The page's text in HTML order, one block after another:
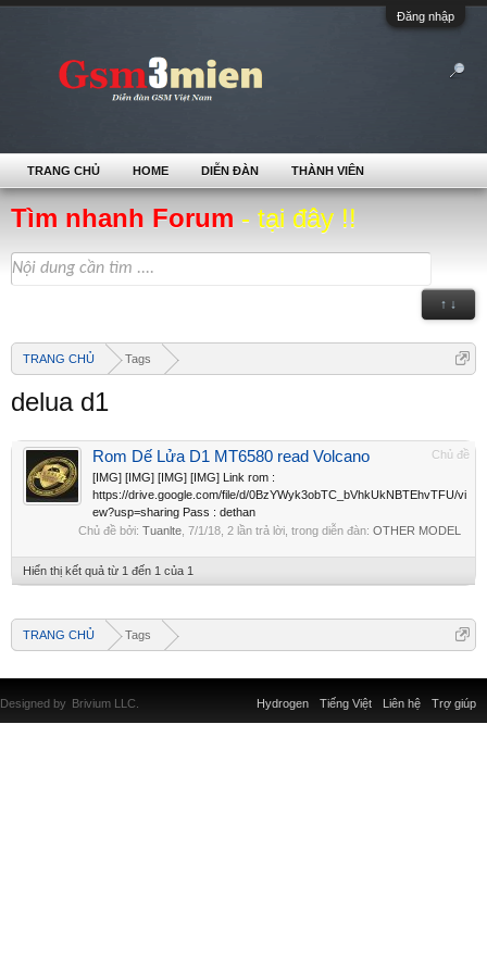
Đăng nhập
Tìm nhanh Forum - tại đây !!
↑ ↓
TRANG CHỦ Tags
delua d1
Chủ đề
Rom Dế Lửa D1 MT6580 read Volcano
[IMG] [IMG] [IMG] [IMG] Link rom :
https://drive.google.com/file/d/0BzYWyk3obTC_bVhkUkNBTEhvTFU/vi
ew?usp=sharing Pass : dethan
Chủ đề bởi: Tuanlte 7/1/18 , 2 lần trả lời, trong diễn đàn: OTHER MODEL
Hiển thị kết quả từ 1 đến 1 của 1
TRANG CHỦ Tags
TRANG CHỦ HOME DIỄN ĐÀN THÀNH VIÊN
Liên hệ Trợ giúp
Hydrogen Tiếng Việt
Designed by Brivium LLC.